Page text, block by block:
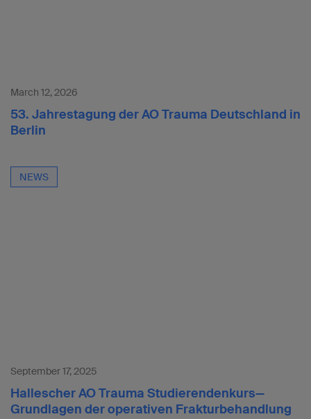
March 12, 2026
53. Jahrestagung der AO Trauma Deutschland in
Berlin
NEWS
September 17, 2025
Hallescher AO Trauma Studierendenkurs—
Grundlagen der operativen Frakturbehandlung